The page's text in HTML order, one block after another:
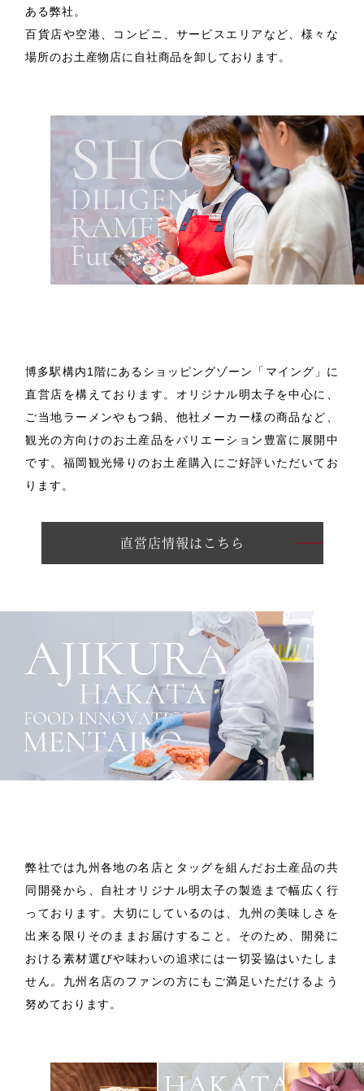
ある弊社。
百貨店や空港、コンビニ、サービスエリアなど、様々な
場所のお土産物店に自社商品を卸しております。
博多駅構内1階にあるショッピングゾーン「マイング」に
直営店を構えております。 オリジナル明太子を中心に、
ご当地ラーメンやもつ鍋、他社メーカー様の商品など、
観光の方向けのお土産品をバリエーション豊富に展開中
です。 福岡観光帰りのお土産購入にご好評いただいてお
ります。
直営店情報はこちら
弊社では九州各地の名店とタッグを組んだお土産品の共
同開発から、自社オリジナル明太子の製造まで幅広く行
っております。 大切にしているのは、九州の美味しさを
出来る限りそのままお届けすること。 そのため、開発に
おける素材選びや味わいの追求には一切妥協はいたしま
せん。 九州名店のファンの方にもご満足いただけるよう
努めております。